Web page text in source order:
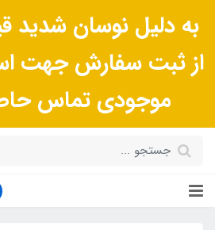
به دلیل نوسان شدید
از ثبت سفارش جهت
موجودی تماس